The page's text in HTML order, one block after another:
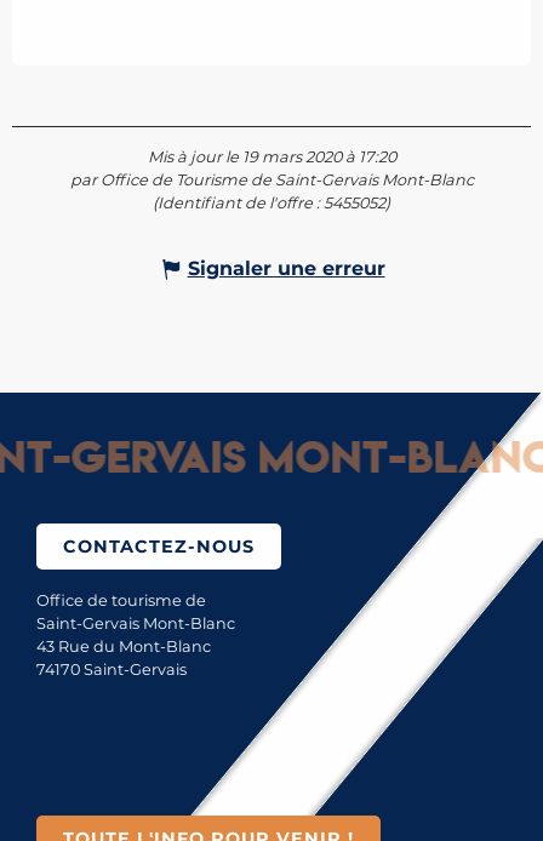
Mis à jour le 19 mars 2020 à 17:20
par Office de Tourisme de Saint-Gervais Mont-Blanc
(Identifiant de l'offre :5455052)
Signaler une erreur
Gervais Mont-Blanc
CONTACTEZ-NOUS
Office de tourisme de
Saint-Gervais Mont-Blanc
43 Rue du Mont-Blanc
74170 Saint-Gervais